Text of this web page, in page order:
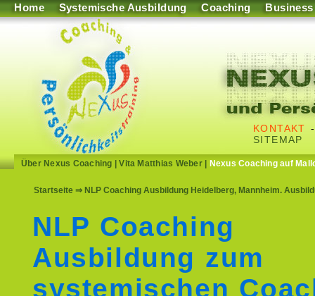
Home Systemische Ausbildung Coaching Business
KONTAKT
SITEMAP
Über Nexus Coaching |Vita Matthias Weber| Nexus Coaching auf
Startseite ⇒ NLP Coaching Ausbildung Heidelberg, Mannheim.
NLP Coaching
Ausbildung zum
systemischen